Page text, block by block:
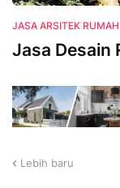
JASA ARSITEK
Jasa Desain
Lebih baru